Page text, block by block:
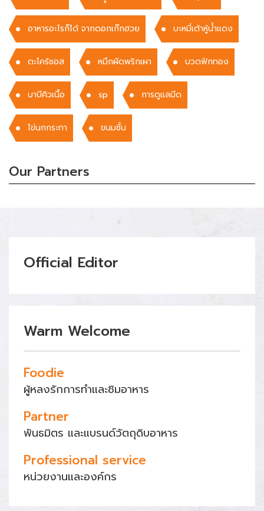
อาหารอะไรก็ได้ จากดอกเก๊กฮวย บะหมี่เต้าหู้น้ำแดง
ตะไคร้ซอส หมึกผัดพริกเผา บวดฟักทอง
บาบีคิวเนื้อ sp การดูแลมีด
ไข่นกกระทา ขนมชั้น
Our Partners
Official Editor
Warm Welcome
Foodie
ผู้หลงรักการทำและชิมอาหาร
Partner
พันธมิตร และแบรนด์วัตถุดิบอาหาร
Professional service
หน่วยงานและองค์กร